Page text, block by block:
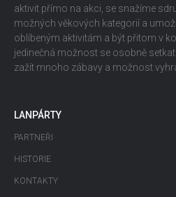
aktivit přímo na akci, se snažíme
možných věkových kategorií a
oblíbeným aktivitám a být přitom v
jedinečná možnost se osobně
zažít mnoho zábavy a možnost
LANPÁRTY
PARTNEŘI
HISTORIE
KONTAKTY